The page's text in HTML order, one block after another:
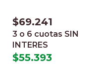
$69.241
3 o 6 cuotas SIN
INTERES
$55.393